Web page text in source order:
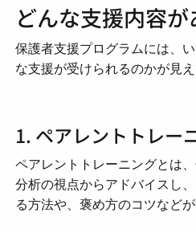
どんな支援内容が
保護者支援プログラムには、
な支援が受けられるのかが見え
1. ペアレントトレー
ペアレントトレーニングとは
分析の視点からアドバイスし
る方法や、褒め方のコツなど